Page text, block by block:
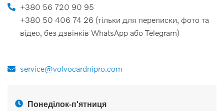
+380 56 720 90 95
+380 50 406 74 26 (тільки для переписки, фото та
відео, без дзвінків WhatsApp або Telegram)
service@volvocardnipro.com
Понеділок-п'ятниця